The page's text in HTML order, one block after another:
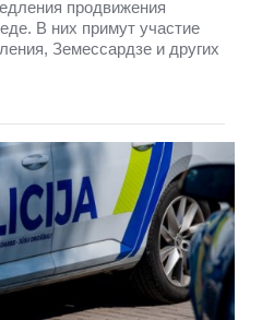
продвижения
В них примут участие
Земессардзе и других